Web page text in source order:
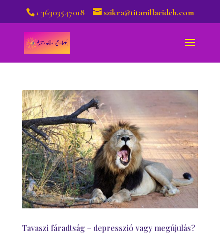
+ 36303547018 szikra@titanillaeideh.com
Tavaszi fáradtság – depresszió vagy megújulás?